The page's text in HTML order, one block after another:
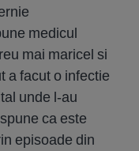
medicul
mai maricel si
a facut o infectie
unde l-au
ca este
episoade din